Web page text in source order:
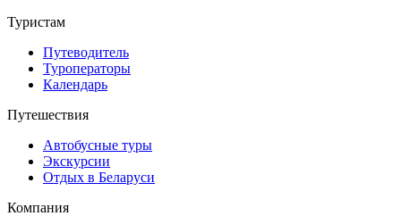
Туристам
Путеводитель
Туроператоры
Календарь
Путешествия
Автобусные туры
Экскурсии
Отдых в Беларуси
Компания